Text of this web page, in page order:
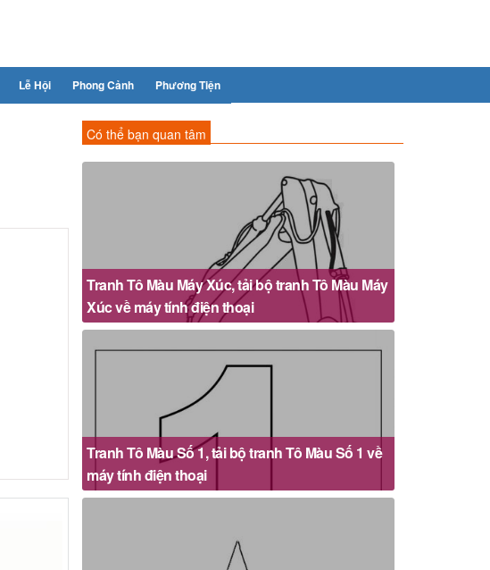
Lễ Hội Phong Cảnh Phương Tiện
Có thể bạn quan tâm
Tranh Tô Màu Máy Xúc, tải bộ tranh Tô Màu Máy
Xúc về máy tính điện thoại
Tranh Tô Màu Số 1, tải bộ tranh Tô Màu Số 1 về
máy tính điện thoại